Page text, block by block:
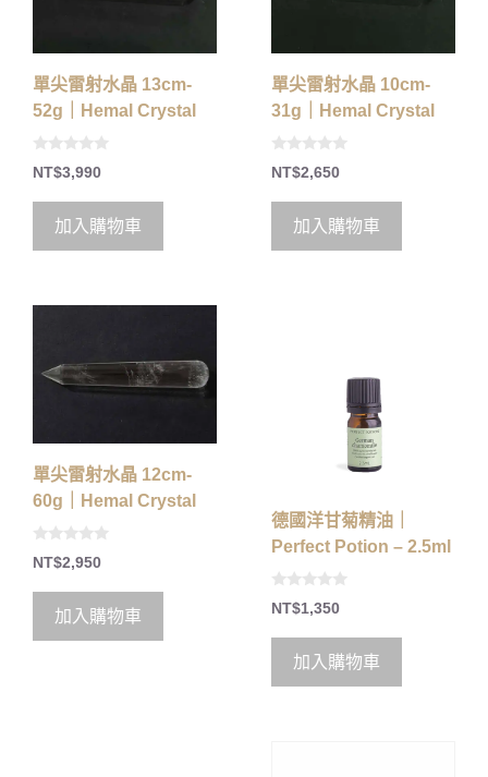
單尖雷射水晶 13cm-
52g｜Hemal Crystal
0
o
t
5
NT$3,990
加入購物車
單尖雷射水晶 10cm-
31g｜Hemal Crystal
0
o
t
5
NT$2,650
加入購物車
單尖雷射水晶 12cm-
60g｜Hemal Crystal
0
o
t
5
NT$2,950
加入購物車
德國洋甘菊精油｜
Perfect Potion – 2.5ml
0
o
t
5
NT$1,350
加入購物車